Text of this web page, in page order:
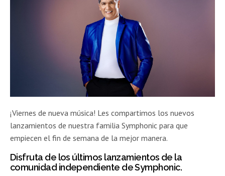
¡Viernes de nueva música! Les compartimos los nuevos
lanzamientos de nuestra familia Symphonic para que
empiecen el fin de semana de la mejor manera.
Disfruta de los últimos lanzamientos de la
comunidad independiente de Symphonic.